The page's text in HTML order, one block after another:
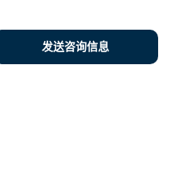
发送咨询信息